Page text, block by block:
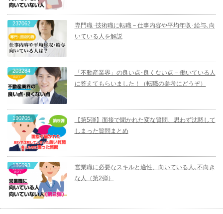
237062
専門職･技術職に転職－仕事内容や平均年収･給与､向
いている人を解説
203284
「不動産業界」の良い点･良くない点 – 働いている人
に答えてもらいました！（転職の参考にどうぞ）
190705
【第5弾】面接で聞かれた変な質問、思わず沈黙して
しまった質問まとめ
186693
営業職に必要なスキルと適性、向いている人､不向き
な人（第2弾）